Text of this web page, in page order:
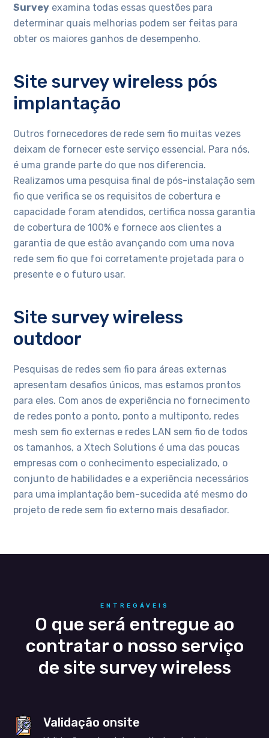
Survey examina todas essas questões para
determinar quais melhorias podem ser feitas para
obter os maiores ganhos de desempenho.
Site survey wireless pós
implantação
Outros fornecedores de rede sem fio muitas vezes
deixam de fornecer este serviço essencial. Para nós,
é uma grande parte do que nos diferencia.
Realizamos uma pesquisa final de pós-instalação sem
fio que verifica se os requisitos de cobertura e
capacidade foram atendidos, certifica nossa garantia
de cobertura de 100% e fornece aos clientes a
garantia de que estão avançando com uma nova
rede sem fio que foi corretamente projetada para o
presente e o futuro usar.
Site survey wireless
outdoor
Pesquisas de redes sem fio para áreas externas
apresentam desafios únicos, mas estamos prontos
para eles. Com anos de experiência no fornecimento
de redes ponto a ponto, ponto a multiponto, redes
mesh sem fio externas e redes LAN sem fio de todos
os tamanhos, a Xtech Solutions é uma das poucas
empresas com o conhecimento especializado, o
conjunto de habilidades e a experiência necessários
para uma implantação bem-sucedida até mesmo do
projeto de rede sem fio externo mais desafiador.
ENTREGÁVEIS
O que será entregue ao
contratar o nosso serviço
de site survey wireless
Validação onsite